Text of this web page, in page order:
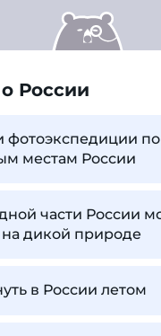
России
фотоэкспедиции по
местам России
части России
на дикой природе
в России летом